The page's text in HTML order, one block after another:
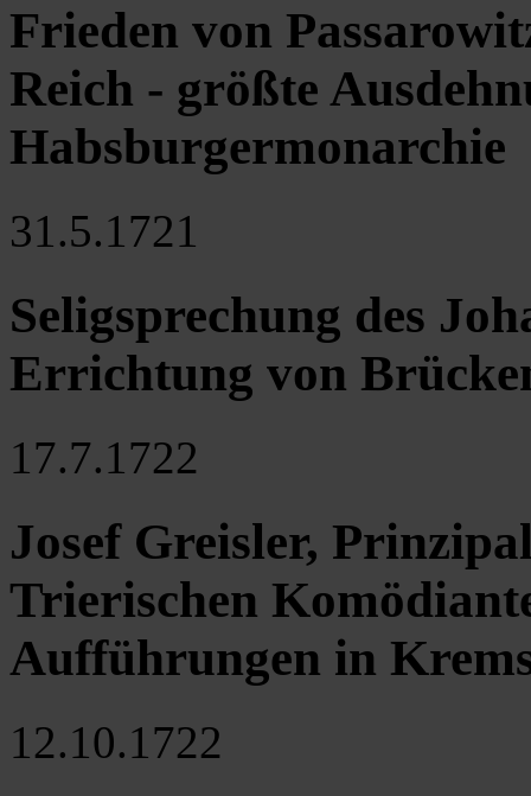
Frieden von
Reich - größte
Habsburgermonarchie
31.5.1721
Seligsprechung des
Errichtung von
17.7.1722
Josef Greisler,
Trierischen
Aufführungen in
12.10.1722